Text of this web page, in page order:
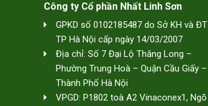
Công ty Cổ phần Nhất Linh Sơn
GPKD số 0102185487 do Sở KH và ĐT
TP Hà Nội cấp ngày 14/03/2007
Địa chỉ: Số 7 Đại Lộ Thăng Long –
Phường Trung Hoà – Quận Cầu Giấy –
Thành Phố Hà Nội
VPGD: P1802 toà A2 Vinaconex1, Ngõ